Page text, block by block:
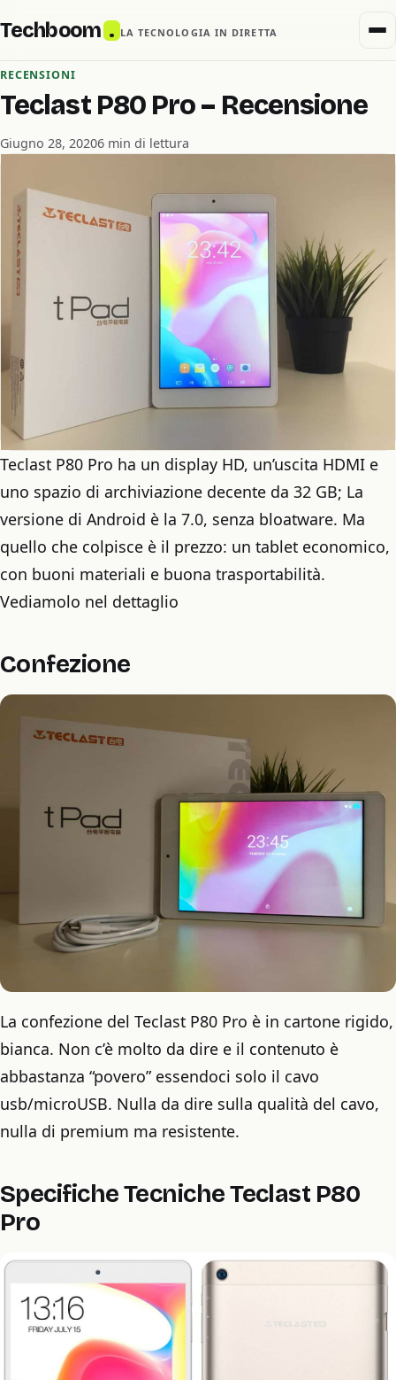
Techboom . LA TECNOLOGIA IN DIRETTA
RECENSIONI
Teclast P80 Pro – Recensione
Giugno 28, 20206 min di lettura
Teclast P80 Pro ha un display HD, un’uscita HDMI e
uno spazio di archiviazione decente da 32 GB; La
versione di Android è la 7.0, senza bloatware. Ma
quello che colpisce è il prezzo: un tablet economico,
con buoni materiali e buona trasportabilità.
Vediamolo nel dettaglio
Confezione
La confezione del Teclast P80 Pro è in cartone rigido,
bianca. Non c’è molto da dire e il contenuto è
abbastanza “povero” essendoci solo il cavo
usb/microUSB. Nulla da dire sulla qualità del cavo,
nulla di premium ma resistente.
Specifiche Tecniche Teclast P80
Pro